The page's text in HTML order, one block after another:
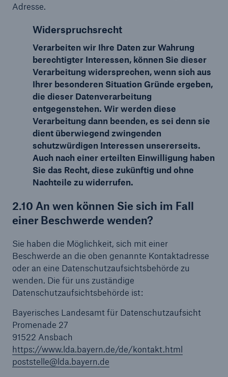
Adresse.
Widerspruchsrecht
Verarbeiten wir Ihre Daten zur Wahrung
berechtigter Interessen, können Sie dieser
Verarbeitung widersprechen, wenn sich aus
Ihrer besonderen Situation Gründe ergeben,
die dieser Datenverarbeitung
entgegenstehen. Wir werden diese
Verarbeitung dann beenden, es sei denn sie
dient überwiegend zwingenden
schutzwürdigen Interessen unsererseits.
Auch nach einer erteilten Einwilligung haben
Sie das Recht, diese zukünftig und ohne
Nachteile zu widerrufen.
2.10 An wen können Sie sich im Fall
einer Beschwerde wenden?
Sie haben die Möglichkeit, sich mit einer
Beschwerde an die oben genannte Kontaktadresse
oder an eine Datenschutzaufsichtsbehörde zu
wenden. Die für uns zuständige
Datenschutzaufsichtsbehörde ist:
Bayerisches Landesamt für Datenschutzaufsicht
Promenade 27
91522 Ansbach
https://www.lda.bayern.de/de/kontakt.html
poststelle@lda.bayern.de